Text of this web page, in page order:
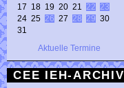
17 18 19 20 21 22
23
24 25 26 27 28 29 30
31
Aktuelle Termine
CEE IEH-ARCHIV